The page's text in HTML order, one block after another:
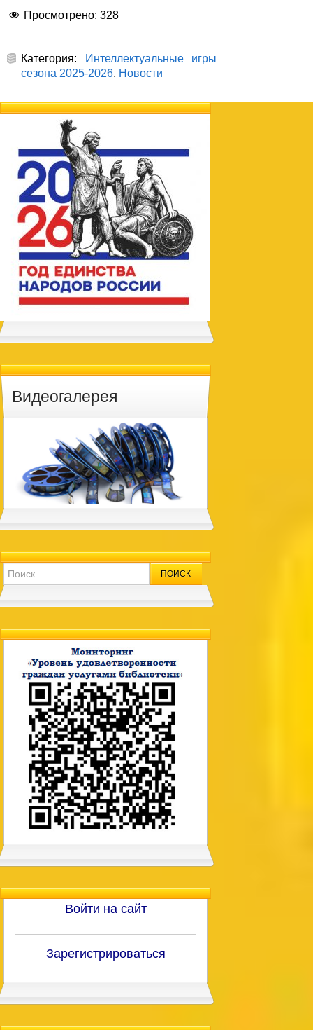
Просмотрено: 328
Категория:
Интеллектуальные игры
сезона 2025-2026, Новости
Видеогалерея
Search for:
Войти на сайт
Зарегистрироваться